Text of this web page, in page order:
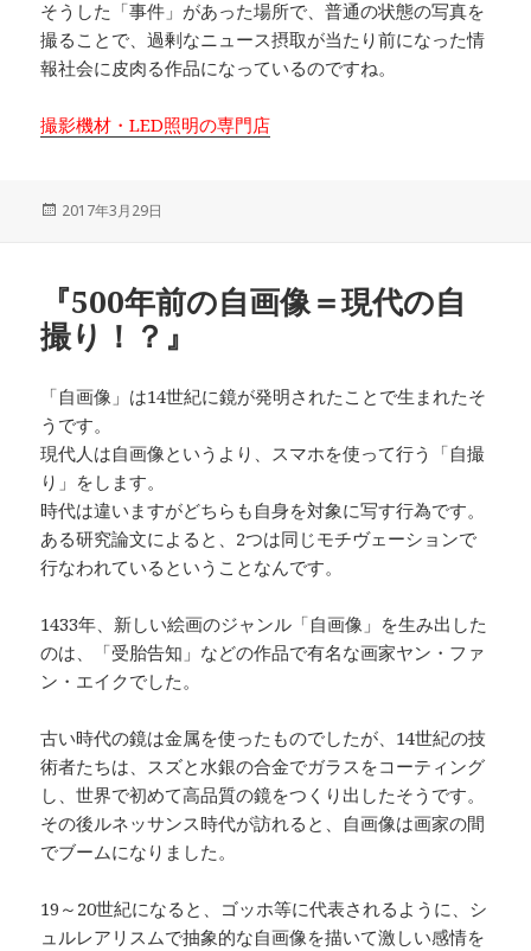
そうした「事件」があった場所で、普通の状態の写真を
撮ることで、過剰なニュース摂取が当たり前になった情
報社会に皮肉る作品になっているのですね。
撮影機材・LED照明の専門店
投
2017年3月29日
『500年前の自画像＝現代の自
撮り！？』
「自画像」は14世紀に鏡が発明されたことで生まれたそ
うです。
現代人は自画像というより、スマホを使って行う「自撮
り」をします。
時代は違いますがどちらも自身を対象に写す行為です。
ある研究論文によると、2つは同じモチヴェーションで
行なわれているということなんです。
1433年、新しい絵画のジャンル「自画像」を生み出した
のは、「受胎告知」などの作品で有名な画家ヤン・ファ
ン・エイクでした。
古い時代の鏡は金属を使ったものでしたが、14世紀の技
術者たちは、スズと水銀の合金でガラスをコーティング
し、世界で初めて高品質の鏡をつくり出したそうです。
その後ルネッサンス時代が訪れると、自画像は画家の間
でブームになりました。
19～20世紀になると、ゴッホ等に代表されるように、シ
ュルレアリスムで抽象的な自画像を描いて激しい感情を